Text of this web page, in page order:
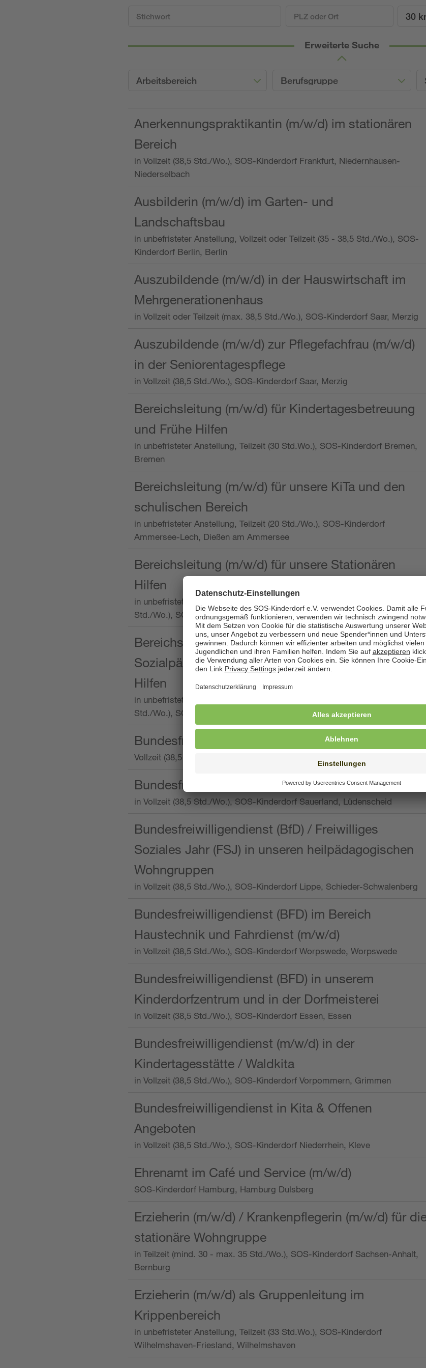
30
Erweiterte Suche
Arbeitsbereich Berufsgruppe
Anerkennungspraktikantin (m/w/d) im stationären
Bereich
in Vollzeit (38,5 Std./Wo.), SOS-Kinderdorf Frankfurt, Niedernhausen-
Niederselbach
Ausbilderin (m/w/d) im Garten- und
Landschaftsbau
in unbefristeter Anstellung, Vollzeit oder Teilzeit (35 - 38,5 Std./Wo.), SOS-
Kinderdorf Berlin, Berlin
Auszubildende (m/w/d) in der Hauswirtschaft im
Mehrgenerationenhaus
in Vollzeit oder Teilzeit (max. 38,5 Std./Wo.), SOS-Kinderdorf Saar, Merzig
Auszubildende (m/w/d) zur Pflegefachfrau (m/w/d)
in der Seniorentagespflege
in Vollzeit (38,5 Std./Wo.), SOS-Kinderdorf Saar, Merzig
Bereichsleitung (m/w/d) für Kindertagesbetreuung
und Frühe Hilfen
in unbefristeter Anstellung, Teilzeit (30 Std.Wo.), SOS-Kinderdorf Bremen,
Bremen
Bereichsleitung (m/w/d) für unsere KiTa und den
schulischen Bereich
in unbefristeter Anstellung, Teilzeit (20 Std./Wo.), SOS-Kinderdorf
Ammersee-Lech, Dießen am Ammersee
Bereichsleitung (m/w/d) für unsere Stationären
Hilfen
in unbefristeter Anstellung, Vollzeit oder Teilzeit (mind. 30 - max. 38,5
Std./Wo.), SOS-Kinderdorf Worpswede,
Bereichsleitung mit der Qualifikation als
Sozialpädagogin (m/w/d) und die Ambulanten
Hilfen
in unbefristeter Anstellung, Vollzeit oder Teilzeit (min. 34 bis max. 38,5
Std./Wo.), SOS-Kinderdorf Oberpfalz, Immenreuth
Bundesfreiwilligendienst
Vollzeit (38,5 Stunden pro Woche), SOS-Kinderdorf Düsseldorf
Bundesfreiwilligendienst
in Vollzeit (38,5 Std./Wo.), SOS-Kinderdorf Sauerland, Lüdenscheid
Bundesfreiwilligendienst (BfD) / Freiwilliges
Soziales Jahr (FSJ) in unseren heilpädagogischen
Wohngruppen
in Vollzeit (38,5 Std./Wo.), SOS-Kinderdorf Lippe, Schieder-Schwalenberg
Bundesfreiwilligendienst (BFD) im Bereich
Haustechnik und Fahrdienst (m/w/d)
in Vollzeit (38,5 Std./Wo.), SOS-Kinderdorf Worpswede, Worpswede
Bundesfreiwilligendienst (BFD) in unserem
Kinderdorfzentrum und in der Dorfmeisterei
in Vollzeit (38,5 Std./Wo.), SOS-Kinderdorf Essen, Essen
Bundesfreiwilligendienst (m/w/d) in der
Kindertagesstätte / Waldkita
in Vollzeit (38,5 Std./Wo.), SOS-Kinderdorf Vorpommern, Grimmen
Bundesfreiwilligendienst in Kita & Offenen
Angeboten
in Vollzeit (38,5 Std./Wo.), SOS-Kinderdorf Niederrhein, Kleve
Ehrenamt im Café und Service (m/w/d)
SOS-Kinderdorf Hamburg, Hamburg Dulsberg
Erzieherin (m/w/d) / Krankenpflegerin (m/w/d) für
stationäre Wohngruppe
in Teilzeit (mind. 30 - max. 35 Std./Wo.), SOS-Kinderdorf Sachsen-Anhalt,
Bernburg
Erzieherin (m/w/d) als Gruppenleitung im
Krippenbereich
in unbefristeter Anstellung, Teilzeit (33 Std.Wo.), SOS-Kinderdorf
Wilhelmshaven-Friesland, Wilhelmshaven